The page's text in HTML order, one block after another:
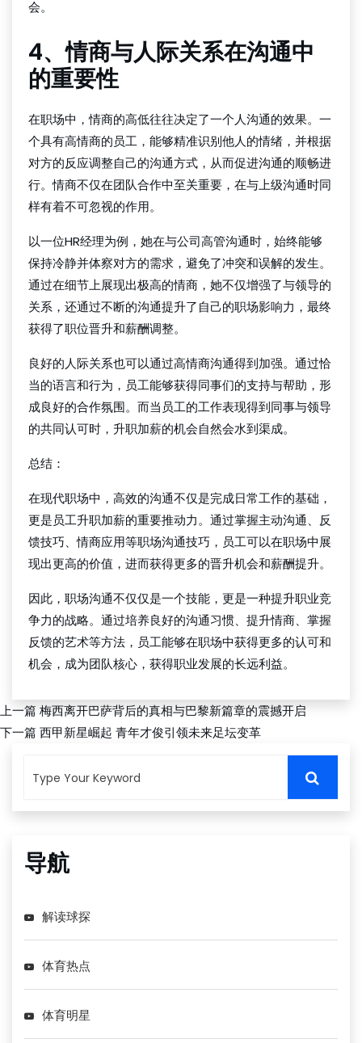
会。
4、情商与人际关系在沟通中
的重要性
在职场中，情商的高低往往决定了一个人沟通的效果。一
个具有高情商的员工，能够精准识别他人的情绪，并根据
对方的反应调整自己的沟通方式，从而促进沟通的顺畅进
行。情商不仅在团队合作中至关重要，在与上级沟通时同
样有着不可忽视的作用。
以一位HR经理为例，她在与公司高管沟通时，始终能够
保持冷静并体察对方的需求，避免了冲突和误解的发生。
通过在细节上展现出极高的情商，她不仅增强了与领导的
关系，还通过不断的沟通提升了自己的职场影响力，最终
获得了职位晋升和薪酬调整。
良好的人际关系也可以通过高情商沟通得到加强。通过恰
当的语言和行为，员工能够获得同事们的支持与帮助，形
成良好的合作氛围。而当员工的工作表现得到同事与领导
的共同认可时，升职加薪的机会自然会水到渠成。
总结：
在现代职场中，高效的沟通不仅是完成日常工作的基础，
更是员工升职加薪的重要推动力。通过掌握主动沟通、反
馈技巧、情商应用等职场沟通技巧，员工可以在职场中展
现出更高的价值，进而获得更多的晋升机会和薪酬提升。
因此，职场沟通不仅仅是一个技能，更是一种提升职业竞
争力的战略。通过培养良好的沟通习惯、提升情商、掌握
反馈的艺术等方法，员工能够在职场中获得更多的认可和
机会，成为团队核心，获得职业发展的长远利益。
上一篇梅西离开巴萨背后的真相与巴黎新篇章的震撼开启
下一篇 西甲新星崛起 青年才俊引领未来足坛变革
导航
解读球探
体育热点
体育明星